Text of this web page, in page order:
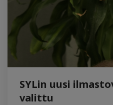
SYLin uusi
valittu